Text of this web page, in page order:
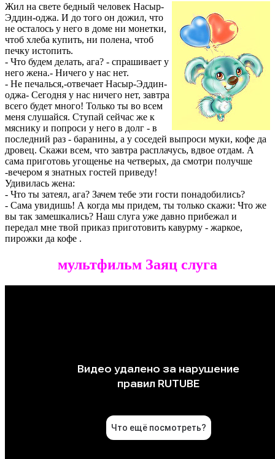
Жил на свете бедный человек Насыр-
Эддин-оджа. И до того он дожил, что
не осталось у него в доме ни монетки,
чтоб хлеба купить, ни полена, чтоб
печку истопить.
- Что будем делать, ага? - спрашивает у
него жена.- Ничего у нас нет.
- Не печалься,-отвечает Насыр-Эддин-
оджа- Сегодня у нас ничего нет, завтра
всего будет много! Только ты во всем
меня слушайся. Ступай сейчас же к
мяснику и попроси у него в долг - в
последний раз - баранины, а у соседей выпроси муки, кофе да
дровец. Скажи всем, что завтра расплачусь, вдвое отдам. А
сама приготовь угощенье на четверых, да смотри получше
-вечером я знатных гостей приведу!
Удивилась жена:
- Что ты затеял, ага? Зачем тебе эти гости понадобились?
- Сама увидишь! А когда мы придем, ты только скажи: Что же
вы так замешкались? Наш слуга уже давно прибежал и
передал мне твой приказ приготовить кавурму - жаркое,
пирожки да кофе .
мультфильм Заяц слуга